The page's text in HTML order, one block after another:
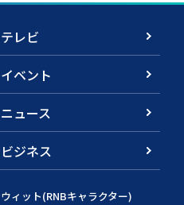
テレビ
イベント
ニュース
ビジネス
ウィット(RNBキャラクター)